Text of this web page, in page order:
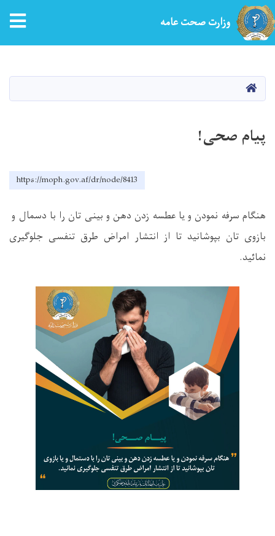
content
وزارت صحت عامه
HOME
پیام صحی!
https://moph.gov.af/dr/node/8413
هنگام سرفه نمودن و یا عطسه زدن دهن و بینی تان را با دسمال و
بازوی تان بپوشانید تا از انتشار امراض طرق تنفسی جلوگیری
نمائید.